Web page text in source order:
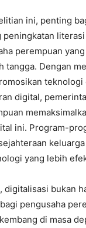
ini, penting
perempuan
tangga. Dengan
digital,
ini. Program-
yang lebih
digitalisasi bukan
pengusaha
di masa